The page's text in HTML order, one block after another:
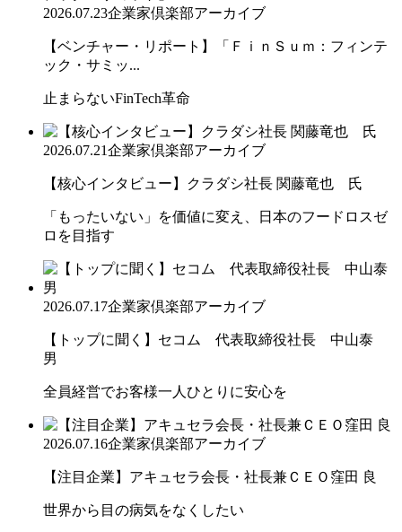
2026.07.23企業家倶楽部アーカイブ
【ベンチャー・リポート】「ＦｉｎＳｕｍ：フィンテ
ック・サミッ...
止まらないFinTech革命
2026.07.21企業家倶楽部アーカイブ
【核心インタビュー】クラダシ社長 関藤竜也 氏
「もったいない」を価値に変え、日本のフードロスゼ
ロを目指す
2026.07.17企業家倶楽部アーカイブ
【トップに聞く】セコム 代表取締役社長 中山泰
男
全員経営でお客様一人ひとりに安心を
2026.07.16企業家倶楽部アーカイブ
【注目企業】アキュセラ会長・社長兼ＣＥＯ窪田 良
世界から目の病気をなくしたい